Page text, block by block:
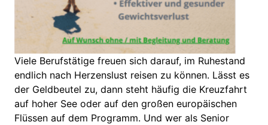
Viele Berufstätige freuen sich darauf, im Ruhestand
endlich nach Herzenslust reisen zu können. Lässt es
der Geldbeutel zu, dann steht häufig die Kreuzfahrt
auf hoher See oder auf den großen europäischen
Flüssen auf dem Programm. Und wer als Senior